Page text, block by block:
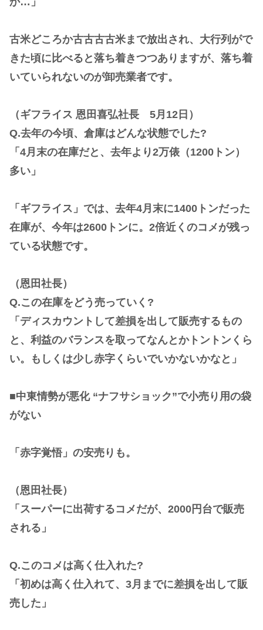
古米どころか古古古古米まで放出され、大行列がで
きた頃に比べると落ち着きつつありますが、落ち着
いていられないのが卸売業者です。
（ギフライス 恩田喜弘社長 5月12日）
Q.去年の今頃、倉庫はどんな状態でした?
「4月末の在庫だと、去年より2万俵（1200トン）
多い」
「ギフライス」では、去年4月末に1400トンだった
在庫が、今年は2600トンに。2倍近くのコメが残っ
ている状態です。
（恩田社長）
Q.この在庫をどう売っていく?
「ディスカウントして差損を出して販売するもの
と、利益のバランスを取ってなんとかトントンくら
い。もしくは少し赤字くらいでいかないかなと」
■中東情勢が悪化 “ナフサショック”で小売り用の袋
がない
「赤字覚悟」の安売りも。
（恩田社長）
「スーパーに出荷するコメだが、2000円台で販売
される」
Q.このコメは高く仕入れた?
「初めは高く仕入れて、3月までに差損を出して販
売した」